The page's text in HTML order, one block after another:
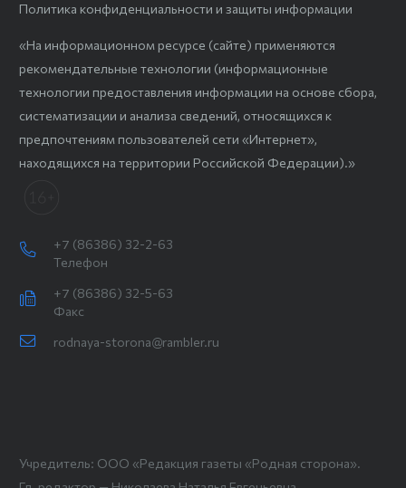
Политика конфиденциальности и защиты информации
«На информационном ресурсе (сайте) применяются
рекомендательные технологии (информационные
технологии предоставления информации на основе сбора,
систематизации и анализа сведений, относящихся к
предпочтениям пользователей сети «Интернет»,
находящихся на территории Российской Федерации).»
+7 (86386) 32-2-63
Телефон
+7 (86386) 32-5-63
Факс
rodnaya-storona@rambler.ru
Учредитель: ООО «Редакция газеты «Родная сторона».